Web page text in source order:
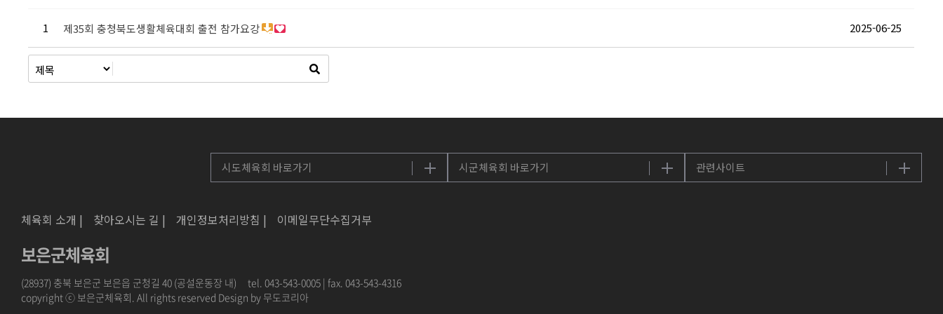
1 제35회 충청북도생활체육대회 출전 참가요강 2025-06-25
체육회 소개 | 찾아오시는 길 | 개인정보처리방침 | 이메일무단수집거부
보은군체육회
(28937) 충북 보은군 보은읍 군청길 40 (공설운동장 내)
tel. 043-543-0005 | fax. 043-543-4316
copyright ⓒ 보은군체육회. All rights reserved Design by 무도코리아